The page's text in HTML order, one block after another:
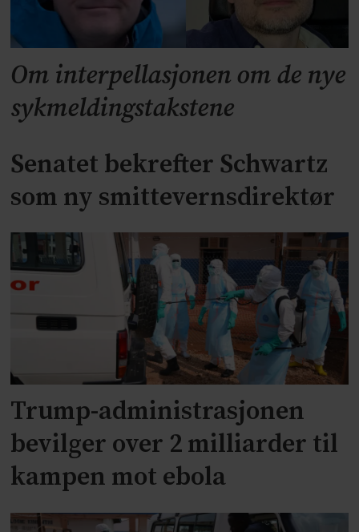
Om interpellasjonen om de nye
sykmeldingstakstene
Senatet bekrefter Schwartz
som ny smittevernsdirektør
Trump-administrasjonen
bevilger over 2 milliarder til
kampen mot ebola